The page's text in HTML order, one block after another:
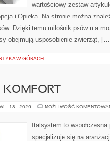
wartościowy zestaw
i Opieka. Na stronie można
Dzięki temu miłośnik psów ma
obejmują usposobienie zwierząt,
W GÓRACH
- 13 - 2026 MOŻLIWOŚĆ
Italsystem to
specjalizuje się na